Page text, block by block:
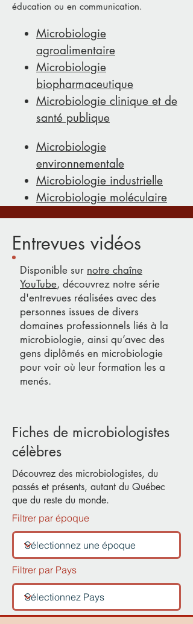
éducation ou en communication.
Microbiologie
agroalimentaire
Microbiologie
biopharmaceutique
Microbiologie clinique et de
santé publique
Microbiologie
environnementale
Microbiologie industrielle
Microbiologie moléculaire
Entrevues vidéos
Disponible sur notre chaîne
YouTube, découvrez notre série
d'entrevues réalisées avec des
personnes issues de divers
domaines professionnels liés à la
microbiologie, ainsi qu’avec des
gens diplômés en microbiologie
pour voir où leur formation les a
menés.
Fiches de microbiologistes
célèbres
Découvrez des microbiologistes, du
passés et présents, autant du Québec
que du reste du monde.
Filtrer par époque
Filtrer par Pays